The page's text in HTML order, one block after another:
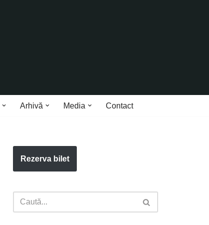
Arhivă Media Contact
Rezerva bilet